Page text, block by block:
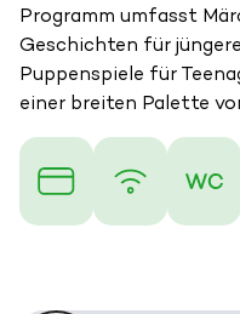
Programm umfasst
Geschichten für
Puppenspiele für
einer breiten Palette